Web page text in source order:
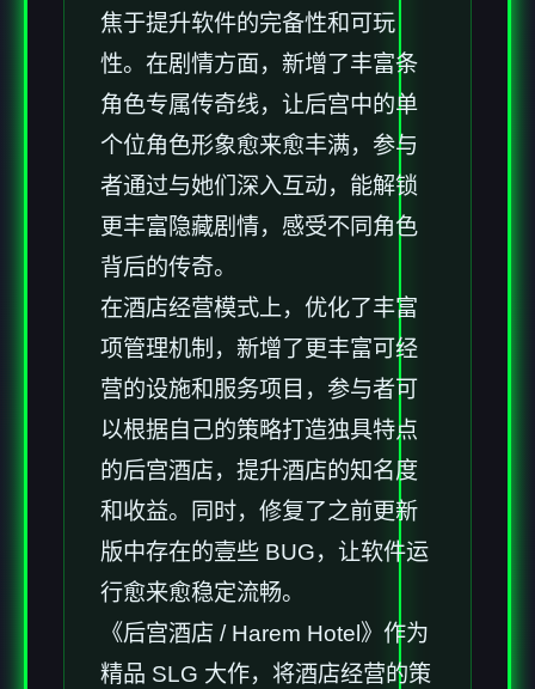
焦于提升软件的完备性和可玩
性。在剧情方面，新增了丰富条
角色专属传奇线，让后宫中的单
个位角色形象愈来愈丰满，参与
者通过与她们深入互动，能解锁
更丰富隐藏剧情，感受不同角色
背后的传奇。
在酒店经营模式上，优化了丰富
项管理机制，新增了更丰富可经
营的设施和服务项目，参与者可
以根据自己的策略打造独具特点
的后宫酒店，提升酒店的知名度
和收益。同时，修复了之前更新
版中存在的壹些 BUG，让软件运
行愈来愈稳定流畅。
《后宫酒店 / Harem Hotel》作为
精品 SLG 大作，将酒店经营的策